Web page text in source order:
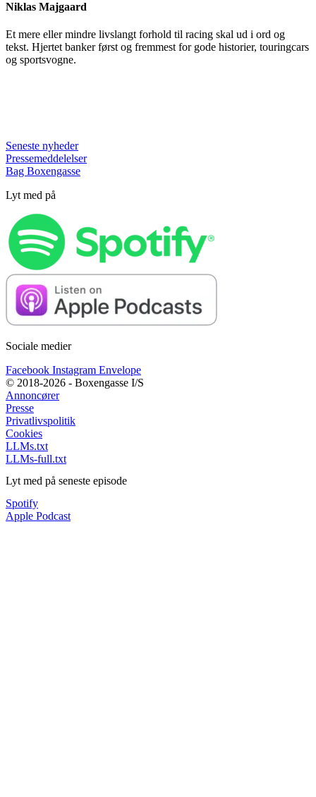
Niklas Majgaard
Et mere eller mindre livslangt forhold til racing skal ud i ord og
tekst. Hjertet banker først og fremmest for gode historier, touringcars
og sportsvogne.
Seneste nyheder
Pressemeddelelser
Bag Boxengasse
Lyt med på
Sociale medier
Facebook Instagram Envelope
© 2018-2026 - Boxengasse I/S
Annoncører
Presse
Privatlivspolitik
Cookies
LLMs.txt
LLMs-full.txt
Lyt med på seneste episode
Spotify
Apple Podcast